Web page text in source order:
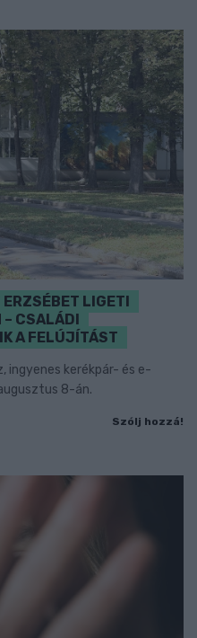
LIGETI
– CSALÁDI
A FELÚJÍTÁST
ingyenes kerékpár- és e-
8-án.
Szólj hozzá!